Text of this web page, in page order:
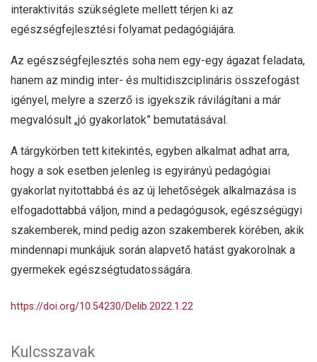
Kulcsszavak
interaktivitás szükséglete mellett térjen ki az
egészségfejlesztési folyamat pedagógiájára.
Az egészségfejlesztés soha nem egy-egy ágazat feladata,
hanem az mindig inter- és multidiszciplináris összefogást
igényel, melyre a szerző is igyekszik rávilágítani a már
megvalósult „jó gyakorlatok” bemutatásával.
A tárgykörben tett kitekintés, egyben alkalmat adhat arra,
hogy a sok esetben jelenleg is egyirányú pedagógiai
gyakorlat nyitottabbá és az új lehetőségek alkalmazása is
elfogadottabbá váljon, mind a pedagógusok, egészségügyi
szakemberek, mind pedig azon szakemberek körében, akik
mindennapi munkájuk során alapvető hatást gyakorolnak a
gyermekek egészségtudatosságára.
https://doi.org/10.54230/Delib.2022.1.22